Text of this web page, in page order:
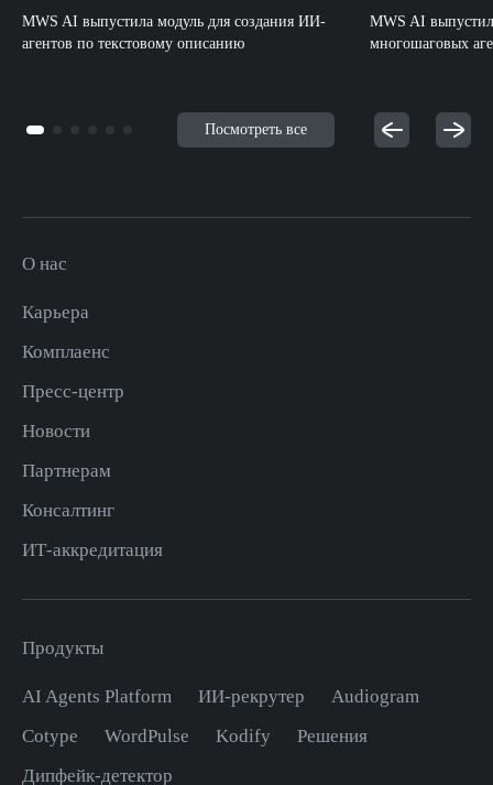
MWS AI выпустила модуль для создания ИИ-
агентов по текстовому описанию
MWS AI
многошаговых
Посмотреть все
О нас
Карьера
Комплаенс
Пресс-центр
Новости
Партнерам
Консалтинг
ИТ-аккредитация
Продукты
AI Agents Platform ИИ-рекрутер
Audiogram
Cotype
WordPulse Kodify
Решения
Дипфейк-детектор